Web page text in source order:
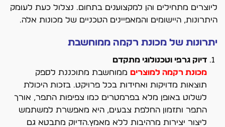
ליוצרים מתחילים והן למקצוענים בתחום. נצלול כעת לעומק
היתרונות, היישומים והמאפיינים הטכניים של מכונות אלה.
יתרונות של מכונת רקמה ממוחשבת
דיוק גרפי וטכנולוגי מתקדם
מכונת רקמה למוצרים ממוחשבת מתוכננת לספק
תוצאות מדויקות ואחידות בכל פרויקט. בזכות היכולת
לשלוט באופן מלא בפרמטרים כמו צפיפות התפר, אורך
התפר ותזמון החלפת צבעים, היא מאפשרת למשתמש
ליצור יצירות מרהיבות ללא מאמץ.הדיוק מתבטא גם